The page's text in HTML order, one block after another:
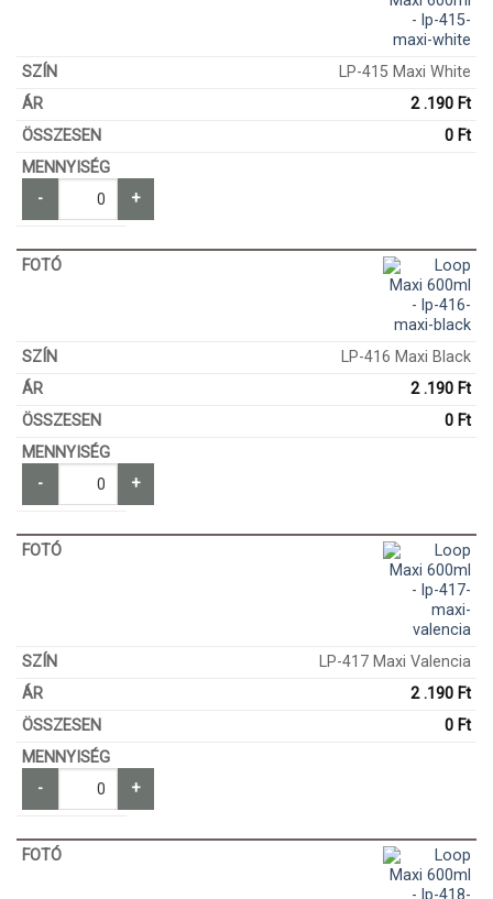
LP-415 Maxi White
2 .190 Ft
0 Ft
- +
LP-416 Maxi Black
2 .190 Ft
0 Ft
- +
LP-417 Maxi Valencia
2 .190 Ft
0 Ft
- +